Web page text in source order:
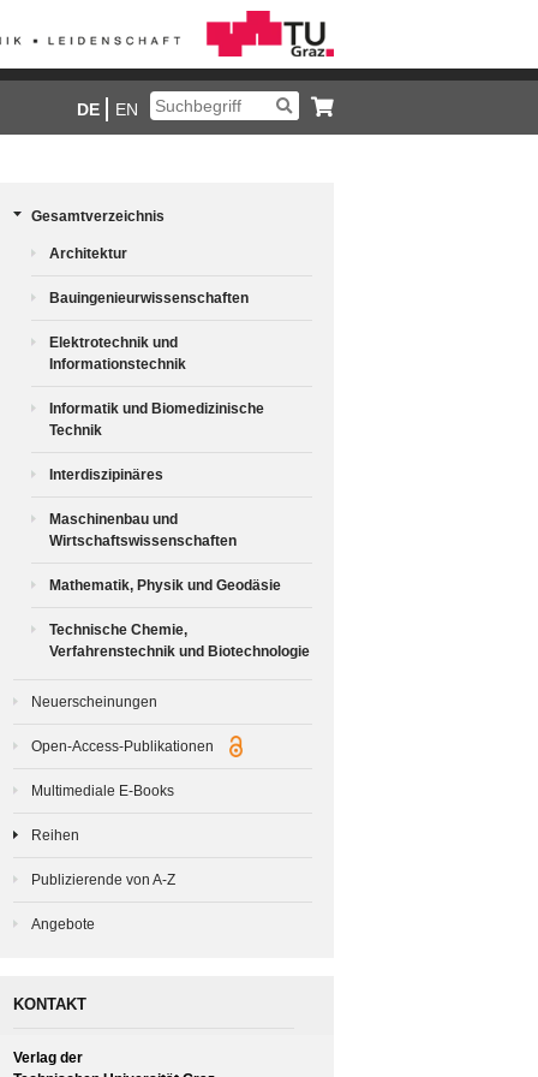
DE EN
Gesamtverzeichnis
Architektur
Bauingenieurwissenschaften
Elektrotechnik und
Informationstechnik
Informatik und Biomedizinische
Technik
Interdiszipinäres
Maschinenbau und
Wirtschaftswissenschaften
Mathematik, Physik und Geodäsie
Technische Chemie,
Verfahrenstechnik und Biotechnologie
Neuerscheinungen
Open-Access-Publikationen
Multimediale E-Books
Reihen
Publizierende von A-Z
Angebote
KONTAKT
Verlag der